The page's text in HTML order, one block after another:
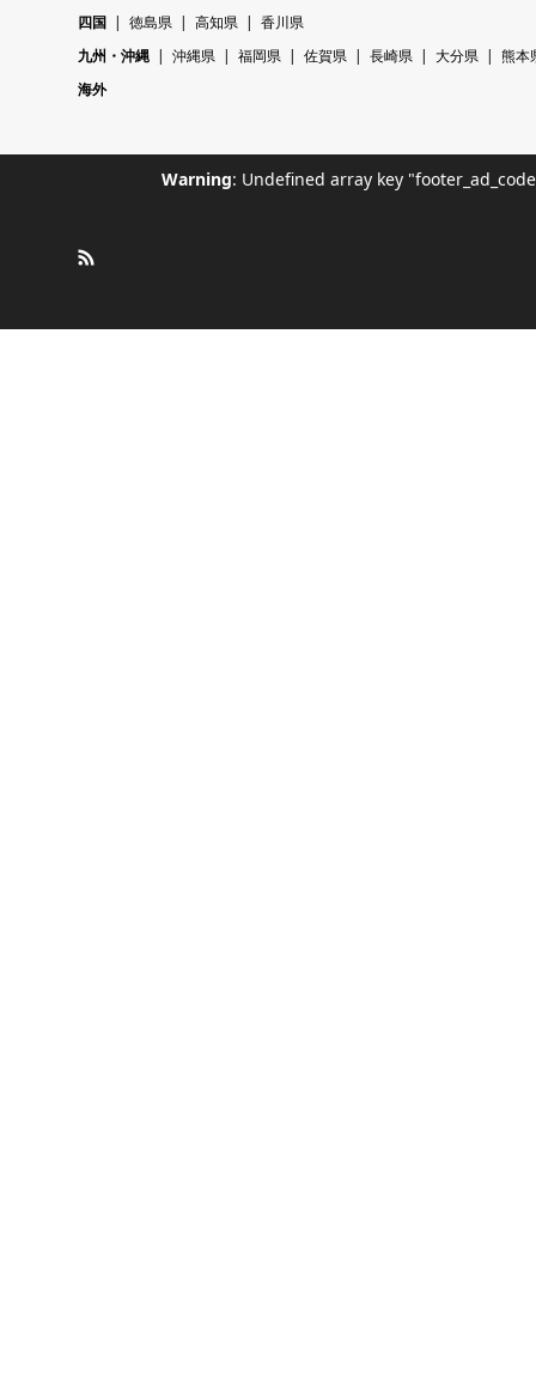
四国
徳島県 高知県
香川県
九州・沖縄
沖縄県 福岡県 佐賀県 長崎県 大分県
熊本
海外
Warning: Undefined array key